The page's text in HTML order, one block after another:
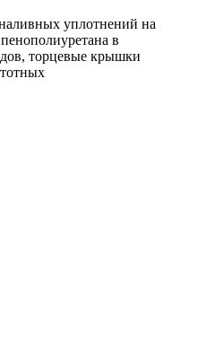
уплотнений на
в
торцевые крышки